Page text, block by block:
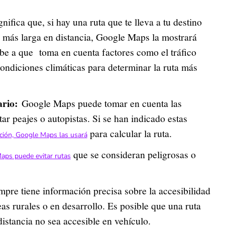
que, si hay una ruta que te lleva a tu destino
larga en distancia, Google Maps la mostrará
a que toma en cuenta factores como el tráfico
climáticas para determinar la ruta más
Google Maps puede tomar en cuenta las
peajes o autopistas. Si se han indicado estas
Google Maps las usarápara calcular la ruta.
puede evitar rutas que se consideran peligrosas o
tiene información precisa sobre la accesibilidad
rurales o en desarrollo. Es posible que una ruta
no sea accesible en vehículo.